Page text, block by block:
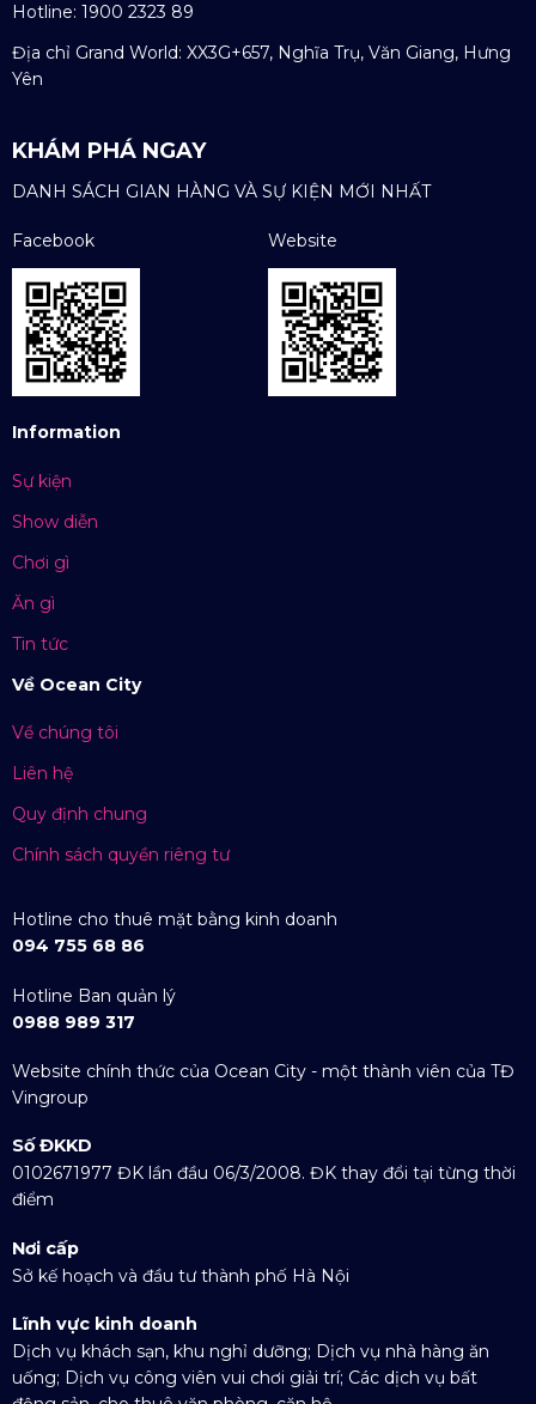
Hotline: 1900 2323 89
Địa chỉ Grand World: XX3G+657, Nghĩa Trụ, Văn Giang, Hưng
Yên
KHÁM PHÁ NGAY
DANH SÁCH GIAN HÀNG VÀ SỰ KIỆN MỚI NHẤT
Facebook Website
Information
Sự kiện
Show diễn
Chơi gì
Ăn gì
Tin tức
Về Ocean City
Về chúng tôi
Liên hệ
Quy định chung
Chính sách quyền riêng tư
Hotline cho thuê mặt bằng kinh doanh
094 755 68 86
Hotline Ban quản lý
0988 989 317
Website chính thức của Ocean City - một thành viên của TĐ
Vingroup
Số ĐKKD
0102671977 ĐK lần đầu 06/3/2008. ĐK thay đổi tại từng thời
điểm
Nơi cấp
Sở kế hoạch và đầu tư thành phố Hà Nội
Lĩnh vực kinh doanh
Dịch vụ khách sạn, khu nghỉ dưỡng; Dịch vụ nhà hàng ăn
uống; Dịch vụ công viên vui chơi giải trí; Các dịch vụ bất